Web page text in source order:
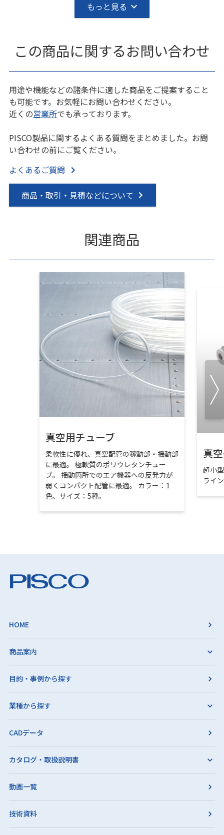
もっと見る
この商品に関するお問い合わせ
用途や機能などの諸条件に適した商品をご提案すること
も可能です。お気軽にお問い合わせください。
近くの営業所でも承っております。
PISCO製品に関するよくある質問をまとめました。お問
い合わせの前にご覧ください。
よくあるご質問
商品・取引・見積などについて
関連商品
真空用チューブ
柔軟性に優れ、真空配管の稼動部・揺動部
に最適。 極軟質のポリウレタンチュー
ブ。 揺動箇所でのエア機器への反発力が
弱くコンパクト配管に最適。 カラー：1
色、サイズ：5種。
真
超小
ライ
HOME
商品案内
目的・事例から探す
業種から探す
CADデータ
カタログ・取扱説明書
動画一覧
技術資料